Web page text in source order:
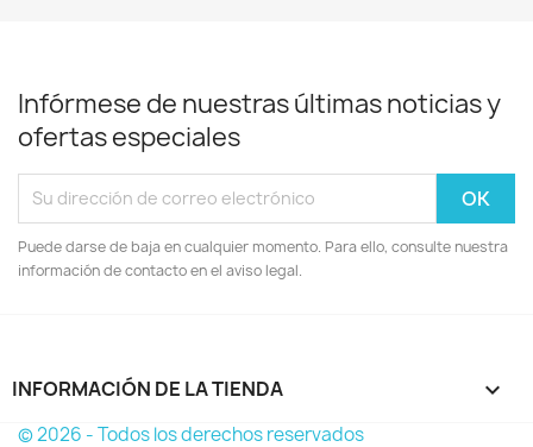
Infórmese de nuestras últimas noticias y
ofertas especiales
Puede darse de baja en cualquier momento. Para ello, consulte nuestra
información de contacto en el aviso legal.
INFORMACIÓN DE LA TIENDA keyboard_arrow_down
© 2026 - Todos los derechos reservados